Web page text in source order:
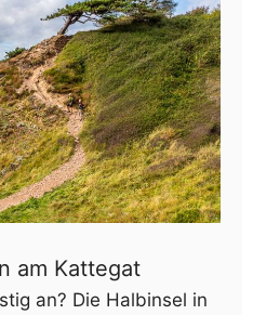
am Kattegat
an? Die Halbinsel in